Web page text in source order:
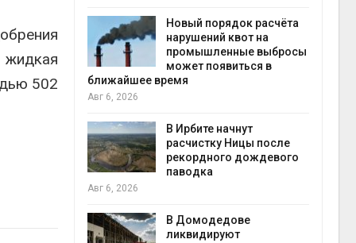
жидкая
502
мусорных
Новый порядок расчёта
нарушений квот на
промышленные выбросы
может появиться в
ближайшее время
Авг 6, 2026
В Ирбите начнут
расчистку Ницы после
рекордного дождевого
паводка
Авг 6, 2026
В Домодедове
ликвидируют